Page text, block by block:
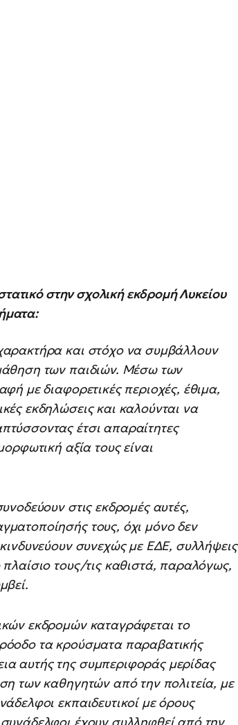
στην σχολική εκδρομή Λυκείου
και στόχο να συμβάλλουν
των παιδιών. Μέσω των
με διαφορετικές περιοχές, έθιμα,
εκδηλώσεις και καλούνται να
έτσι απαραίτητες
αξία τους είναι
στις εκδρομές αυτές,
τους, όχι μόνο δεν
συνεχώς με ΕΔΕ, συλλήψεις
τους/τις καθιστά, παραλόγως,
εκδρομών καταγράφεται το
τα κρούσματα παραβατικής
αυτής της συμπεριφοράς μερίδας
των καθηγητών από την πολιτεία, με
εκπαιδευτικοί με όρους